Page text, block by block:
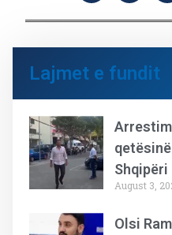
Lajmet e fundit
Shqipëri
August 3,
Olsi